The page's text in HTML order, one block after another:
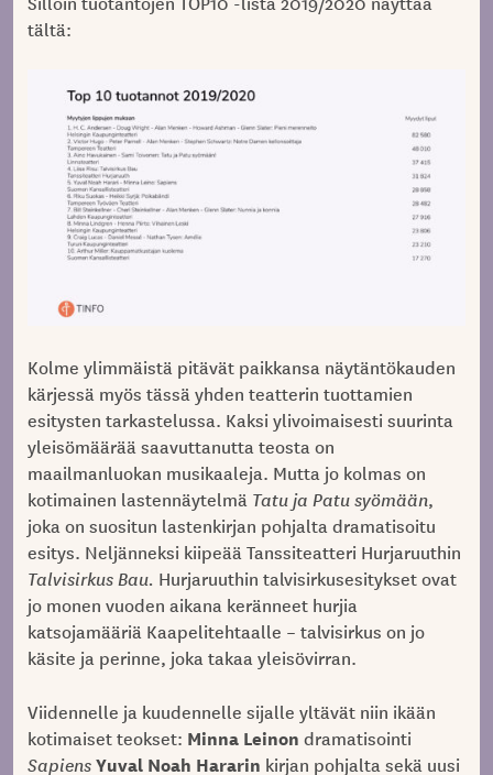
tältä:
Kolme ylimmäistä pitävät paikkansa näytäntökauden
kärjessä myös tässä yhden teatterin tuottamien
esitysten tarkastelussa. Kaksi ylivoimaisesti suurinta
yleisömäärää saavuttanutta teosta on
maailmanluokan musikaaleja. Mutta jo kolmas on
kotimainen lastennäytelmä Tatu ja Patusyömään,
joka on suositun lastenkirjan pohjalta dramatisoitu
esitys. Neljänneksi kiipeää Tanssiteatteri Hurjaruuthin
Talvisirkus Bau. Hurjaruuthin talvisirkusesitykset ovat
jo monen vuoden aikana keränneet hurjia
katsojamääriä Kaapelitehtaalle – talvisirkus on jo
käsite ja perinne, joka takaa yleisövirran.
Viidennelle ja kuudennelle sijalle yltävät niin ikään
kotimaiset teokset: Minna Leinon dramatisointi
SapiensYuval Noah Hararin kirjan pohjalta sekä uusi